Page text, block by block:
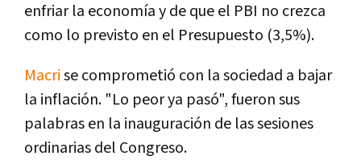
enfriar la economí­a y de que el PBI no crezca
como lo previsto en el Presupuesto (3,5%).
Macrise comprometió con la sociedad a bajar
la inflación. "Lo peor ya pasó", fueron sus
palabras en la inauguración de las sesiones
ordinarias del Congreso.